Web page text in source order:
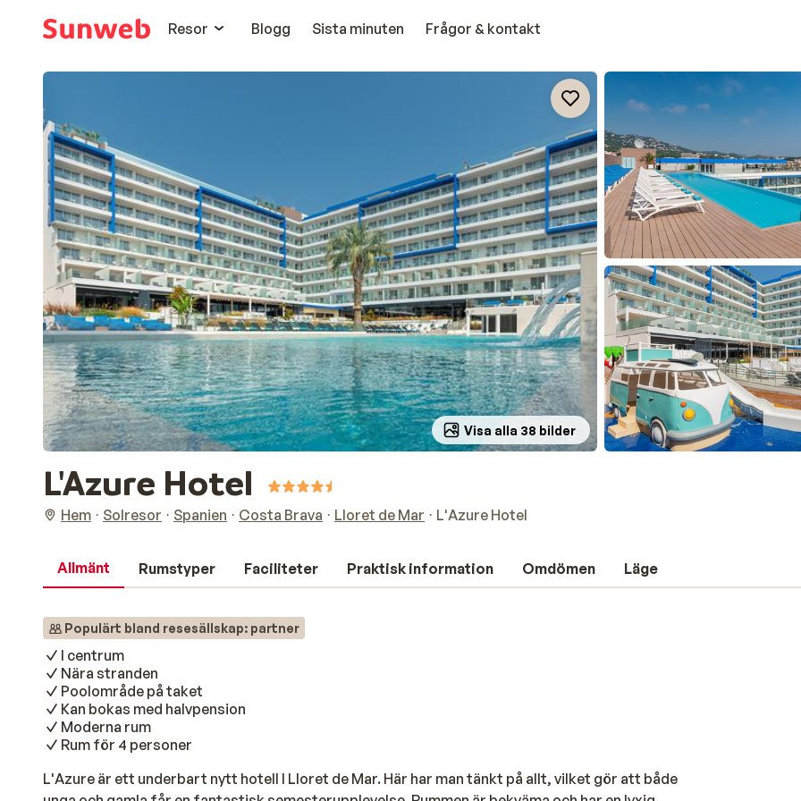
Resor
Blogg Sista minuten Frågor & kontakt
Visa alla 38 bilder
L'Azure Hotel
Hem Solresor Spanien Costa Brava Lloret de Mar L'Azure Hotel
Allmänt Rumstyper Faciliteter Praktisk information Omdömen Läge
Populärt bland resesällskap: partner
I centrum
Nära stranden
Poolområde på taket
Kan bokas med halvpension
Moderna rum
Rum för 4 personer
L'Azure är ett underbart nytt hotell I Lloret de Mar. Här har man tänkt på allt, vilket gör att både